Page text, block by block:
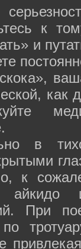
к
и
в
к
айкидо
При
по